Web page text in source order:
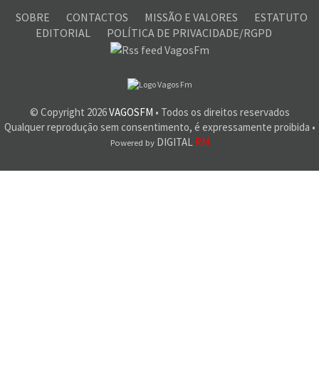
SOBRE CONTACTOS MISSÃO E VALORES
ESTATUTO
EDITORIAL
POLÍTICA DE PRIVACIDADE/RGPD
© Copyright 2026VAGOSFM • Todos os direitos reservados
Qualquer reprodução sem consentimento, é expressamente proibida •
Powered byDIGITAL RM